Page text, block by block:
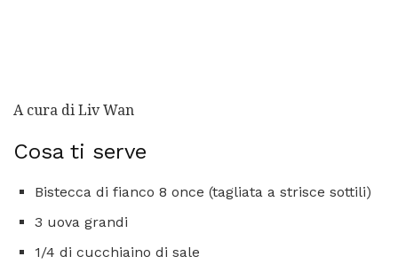
A cura di Liv Wan
Cosa ti serve
Bistecca di fianco 8 once (tagliata a strisce sottili)
3 uova grandi
1/4 di cucchiaino di sale